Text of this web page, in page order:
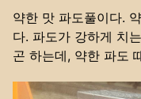
약한 맛 파도풀이다.
다. 파도가 강하게 치
곤 하는데, 약한 파도